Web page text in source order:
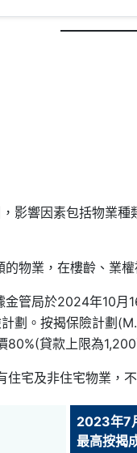
影響因素包括物業
物業，在樓齡、業
管局於2024年10
劃。按揭保險計劃
貸款上限為
宅及非住宅物業，
2023年7
最高按揭